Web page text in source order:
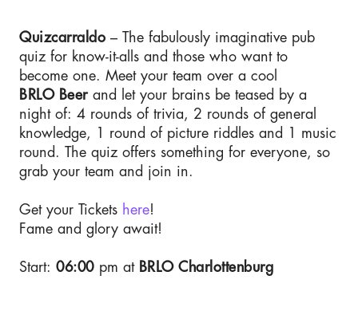
Quizcarraldo – The fabulously imaginative pub
quiz for know-it-alls and those who want to
become one. Meet your team over a cool
BRLO Beerand let your brains be teased by a
night of: 4 rounds of trivia, 2 rounds of general
knowledge, 1 round of picture riddles and 1 music
round. The quiz offers something for everyone, so
grab your team and join in.
Get your Tickets here!
Fame and glory await!
Start: 06:00pm at BRLO Charlottenburg